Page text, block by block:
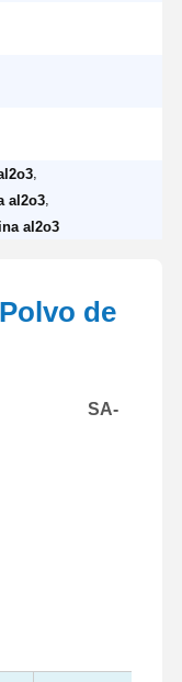
al2o3
al2o3
Polvo de